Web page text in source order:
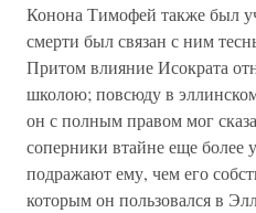
Конона Тимофей также был
смерти был связан с ним
Притом влияние Исократа
школою; повсюду в
он с полным правом мог
соперники втайне еще более
подражают ему, чем его
которым он пользовался в